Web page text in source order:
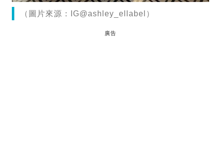
（圖片來源：IG@ashley_ellabel）
廣告